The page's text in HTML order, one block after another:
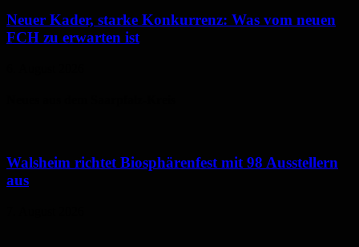
Neuer Kader, starke Konkurrenz: Was vom neuen
FCH zu erwarten ist
Walsheim richtet Biosphärenfest mit 98 Ausstellern
aus